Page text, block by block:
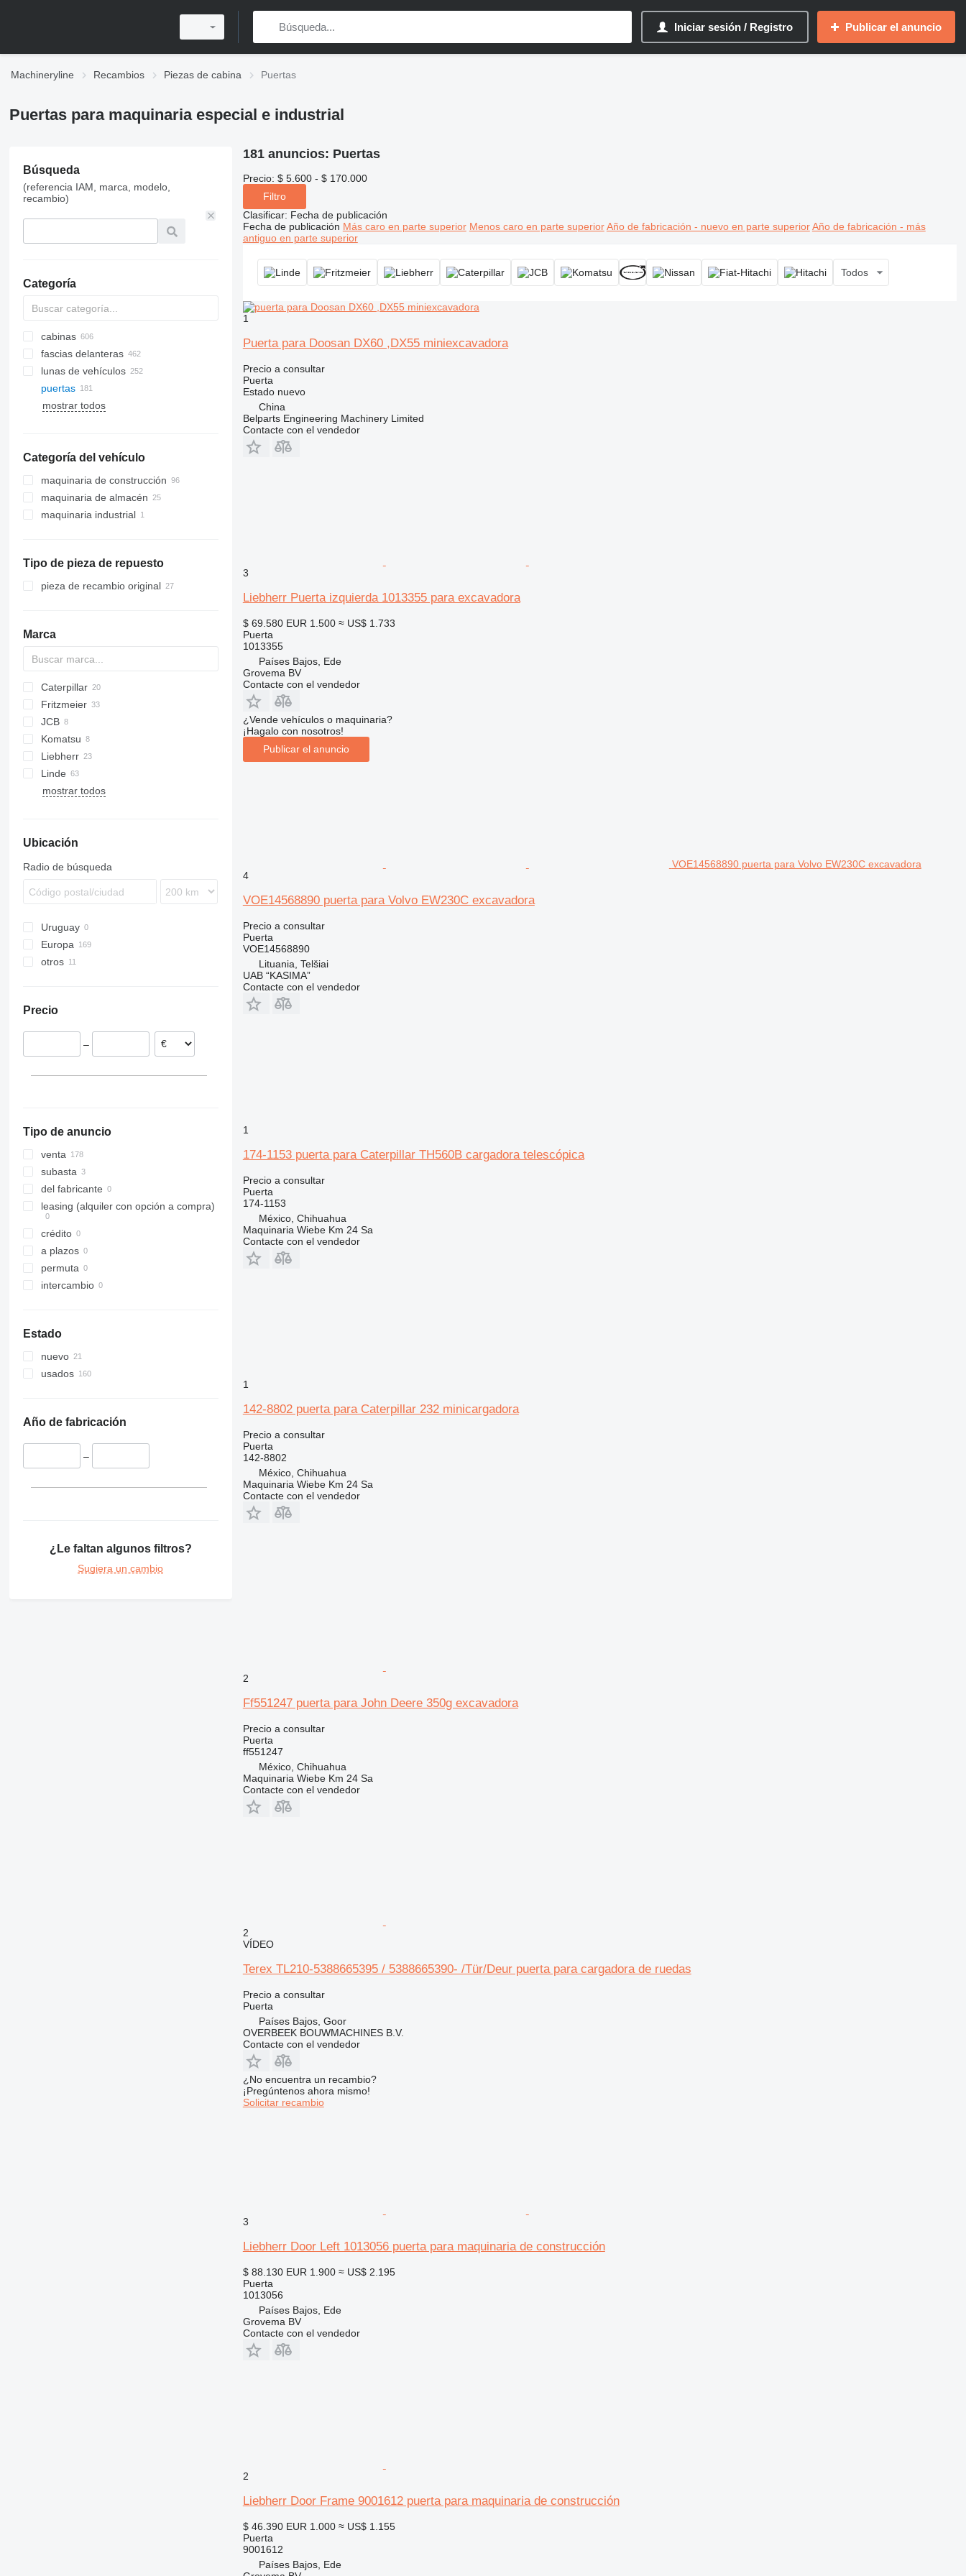
Iniciar sesión / Registro Publicar el anuncio
Machineryline Recambios Piezas de cabina Puertas
Puertas para maquinaria especial e industrial
Búsqueda
(referencia IAM, marca, modelo,
recambio)
Categoría
cabinas
fascias delanteras
lunas de vehículos
lunas laterales
parabrisas
radiadores de aire acondicionado
compresores de aires
filtros deshidratador para aire
mangueras de aire acondicionado
filtros de aire para aire
puertas
mostrar todos
Categoría del vehículo
maquinaria de construcción
excavadoras
excavadoras midi
grúas
tierra
motoniveladoras
cargadoras de cadenas
minicargadoras
minicargadoras de cadenas
otra maquinaria de construcción
maquinaria de almacén
carretillas elevadoras
cargadoras telescópicas
maquinaria industrial
Tipo de pieza de repuesto
pieza de recambio original
Marca
AZ
T series
320
TR
Caterpillar
330
D series
Targo
DX
EX
FH
SL
Fritzmeier
44C
EX
ZX
Zaxis
806
JCB
3CX
4CX
220X
560
TM
310 G
Komatsu
PW
WA
Liebherr
A-series
LH
Linde
E-series
P-series
T-series
MT
AX
FD
RH
TL
EC
L-series
mostrar todos
Ubicación
Radio de búsqueda
Uruguay
Europa
Países Bajos
España
Polonia
otros
Precio
–
Tipo de anuncio
venta
subasta
del fabricante
leasing (alquiler con opción a compra)
crédito
a plazos
permuta
intercambio
Estado
nuevo
usados
Año de fabricación
–
¿Le faltan algunos filtros?
Sugiera un cambio
181 anuncios: Puertas
Precio: $ 5.600 - $ 170.000
Filtro
Clasificar: Fecha de publicación
Fecha de publicación Más caro en parte superior Menos caro en parte superior Año de fabricación - nuevo en parte superior Año de fabricación - más
antiguo en parte superior
Todos
1
Puerta para Doosan DX60 ,DX55 miniexcavadora
Precio a consultar
Puerta
Estadonuevo
China
Belparts Engineering Machinery Limited
Contacte con el vendedor
3
Liebherr Puerta izquierda 1013355 para excavadora
$ 69.580 EUR 1.500 ≈ US$ 1.733
Puerta
1013355
Países Bajos, Ede
Grovema BV
Contacte con el vendedor
¿Vende vehículos o maquinaria?
¡Hagalo con nosotros!
Publicar el anuncio
VOE14568890 puerta para Volvo EW230C excavadora
4
VOE14568890 puerta para Volvo EW230C excavadora
Precio a consultar
Puerta
VOE14568890
Lituania, Telšiai
UAB “KASIMA”
Contacte con el vendedor
1
174-1153 puerta para Caterpillar TH560B cargadora telescópica
Precio a consultar
Puerta
174-1153
México, Chihuahua
Maquinaria Wiebe Km 24 Sa
Contacte con el vendedor
1
142-8802 puerta para Caterpillar 232 minicargadora
Precio a consultar
Puerta
142-8802
México, Chihuahua
Maquinaria Wiebe Km 24 Sa
Contacte con el vendedor
2
Ff551247 puerta para John Deere 350g excavadora
Precio a consultar
Puerta
ff551247
México, Chihuahua
Maquinaria Wiebe Km 24 Sa
Contacte con el vendedor
2
VÍDEO
Terex TL210-5388665395 / 5388665390- /Tür/Deur puerta para cargadora de ruedas
Precio a consultar
Puerta
Países Bajos, Goor
OVERBEEK BOUWMACHINES B.V.
Contacte con el vendedor
¿No encuentra un recambio?
¡Pregúntenos ahora mismo!
Solicitar recambio
3
Liebherr Door Left 1013056 puerta para maquinaria de construcción
$ 88.130 EUR 1.900 ≈ US$ 2.195
Puerta
1013056
Países Bajos, Ede
Grovema BV
Contacte con el vendedor
2
Liebherr Door Frame 9001612 puerta para maquinaria de construcción
$ 46.390 EUR 1.000 ≈ US$ 1.155
Puerta
9001612
Países Bajos, Ede